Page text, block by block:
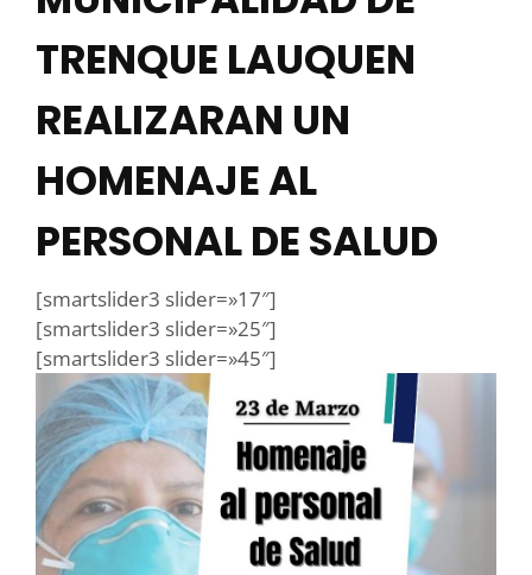
TRENQUE LAUQUEN
REALIZARAN UN
HOMENAJE AL
PERSONAL DE SALUD
[smartslider3 slider=»17″]
[smartslider3 slider=»25″]
[smartslider3 slider=»45″]